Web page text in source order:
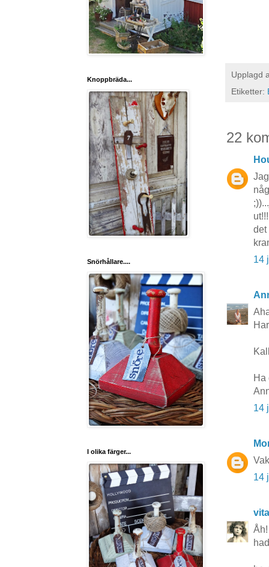
Upplagd
Etiketter:
22
det
14
Ha
14
14
Knoppbräda...
Snörhållare....
I olika färger...